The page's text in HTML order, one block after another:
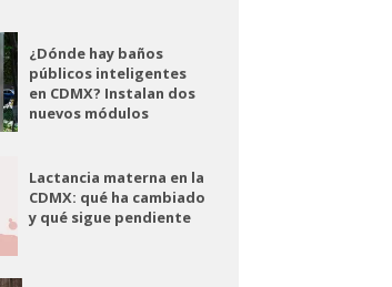
¿Dónde hay baños
públicos inteligentes
en CDMX? Instalan dos
nuevos módulos
Lactancia materna en la
CDMX: qué ha cambiado
y qué sigue pendiente